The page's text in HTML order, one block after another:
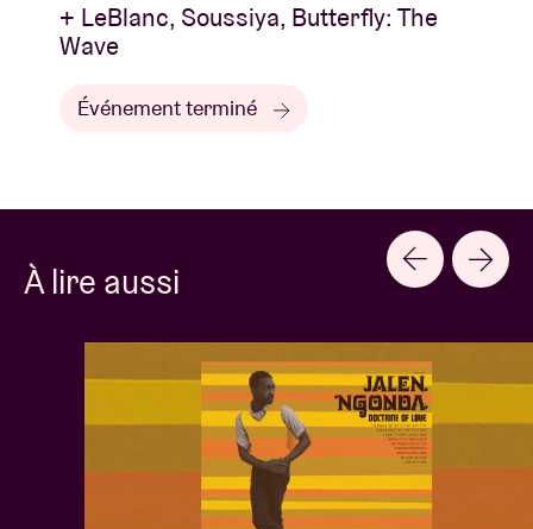
+ LeBlanc, Soussiya, Butterfly: The
Wave
Événement terminé
À lire aussi